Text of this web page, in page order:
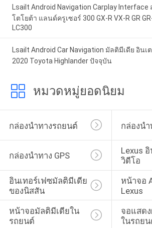
Lsailt Android Navigation Carplay Interface
โตโยต้า แลนด์ครูเซอร์ 300 GX-R VX-R GR
LC300
Lsailt Android Car Navigation มัลติมีเดีย อิน
2020 Toyota Highlander ปัจจุบัน
หมวดหมู่ยอดนิยม
กล่องนำทางรถยนต์ กล่องนำ
กล่องนำทาง GPS
Lexus
วิดีโอ
อินเทอร์เฟซมัลติมีเดีย
ของนิสสัน
หน้าจอ
Lexus
หน้าจอมัลติมีเดียใน
รถยนต์
จอแสด
ในรถย